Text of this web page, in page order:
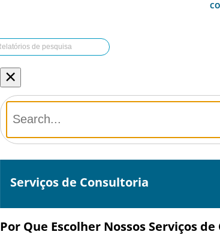
×
Serviços de Consultoria
Por Que Escolher Nossos Serviços